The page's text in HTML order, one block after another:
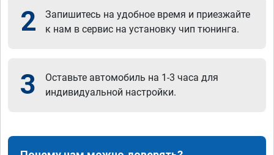
2
Запишитесь на удобное время и приезжайте
к нам в сервис на установку чип тюнинга.
3
Оставьте автомобиль на 1-3 часа для
индивидуальной настройки.